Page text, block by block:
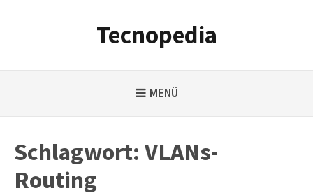
Tecnopedia
MENÜ
Schlagwort: VLANs-
Routing